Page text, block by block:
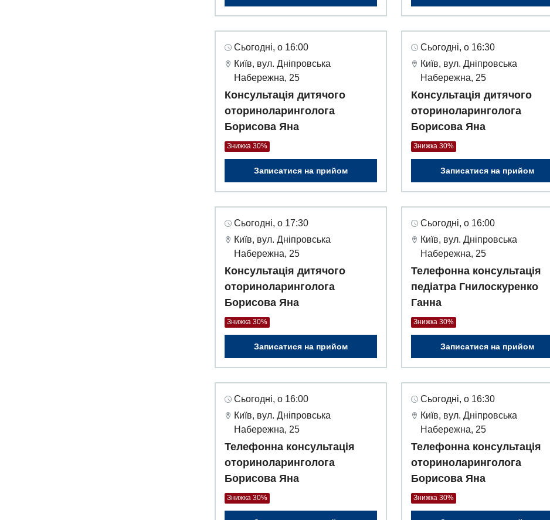
Сьогодні, о 16:00
Київ, вул. Дніпровська
Набережна, 25
Консультація дитячого
оториноларинголога
Борисова Яна
Знижка 30%
Записатися на прийом
Сьогодні, о 16:30
Київ, вул. Дніпровська
Набережна, 25
Консультація дитячого
оториноларинголога
Борисова Яна
Знижка 30%
Записатися на прийом
Сьогодні, о 17:30
Київ, вул. Дніпровська
Набережна, 25
Консультація дитячого
оториноларинголога
Борисова Яна
Знижка 30%
Записатися на прийом
Сьогодні, о 16:00
Київ, вул. Дніпровська
Набережна, 25
Телефонна консультація
педіатра Гнилоскуренко
Ганна
Знижка 30%
Записатися на прийом
Сьогодні, о 16:00
Київ, вул. Дніпровська
Набережна, 25
Телефонна консультація
оториноларинголога
Борисова Яна
Знижка 30%
Сьогодні, о 16:30
Київ, вул. Дніпровська
Набережна, 25
Телефонна консультація
оториноларинголога
Борисова Яна
Знижка 30%